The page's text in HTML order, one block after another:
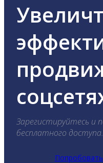
Зарегистируйтесь и
бесплатного доступа.